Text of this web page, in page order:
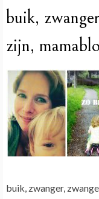
buik,
zijn,
buik, zwanger,